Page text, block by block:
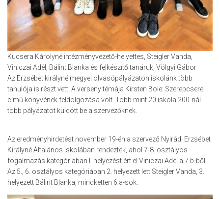
Kucsera Károlyné intézményvezető-helyettes, Steigler Vanda,
Viniczai Adél, Bálint Blanka és felkészítő tanáruk, Völgyi Gábor
Az Erzsébet királyné megyei olvasópályázaton iskolánk több
tanulója is részt vett. A verseny témája Kirsten Boie: Szerepcsere
című könyvének feldolgozása volt. Több mint 20 iskola 200-nál
több pályázatot küldött be a szervezőknek.
Az eredményhirdetést november 19-én a szervező Nyirádi Erzsébet
Királyné Általános Iskolában rendezték, ahol 7-8. osztályos
fogalmazás kategóriában I. helyezést ért el Viniczai Adél a 7.b-ből.
Az 5., 6. osztályos kategóriában 2. helyezett lett Steigler Vanda, 3.
helyezett Bálint Blanka, mindketten 6.a-sok.